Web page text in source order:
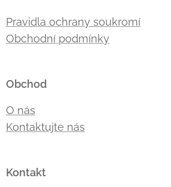
Pravidla ochrany soukromí
Obchodní podmínky
Obchod
O nás
Kontaktujte nás
Kontakt